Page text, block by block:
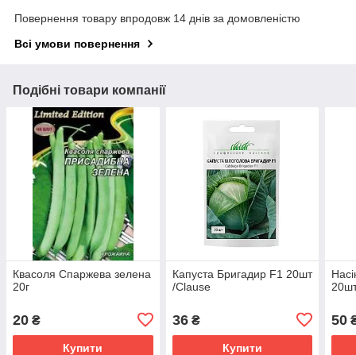
Повернення товару впродовж 14 днів за домовленістю
Всі умови повернення
Подібні товари компанії
Квасоля Спаржева зелена
20г
20 ₴
Купити
Капуста Бригадир F1 20шт
/Clause
36₴
Купити
50